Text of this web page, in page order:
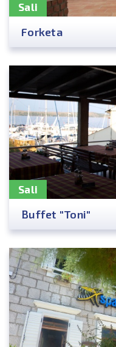
Sali
Forketa
Sali
Buffet "Toni"